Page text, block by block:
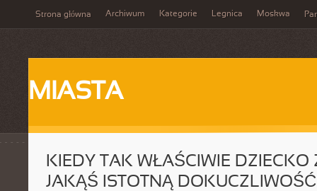
Strona główna Archiwum Kategorie Legnica Moskwa
MIASTA
KIEDY TAK WŁAŚCIWIE
JAKĄŚ ISTOTNĄ